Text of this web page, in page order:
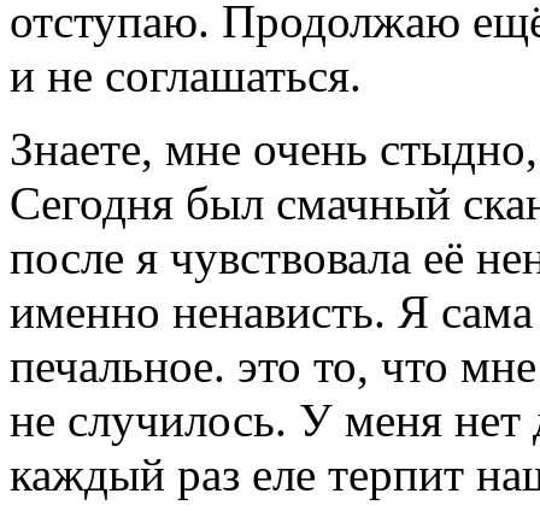
отступаю. Продолжаю
и не соглашаться.
Знаете, мне очень
Сегодня был смачный
после я чувствовала её
именно ненависть. Я
печальное. это то, что
не случилось. У меня нет
каждый раз еле терпит